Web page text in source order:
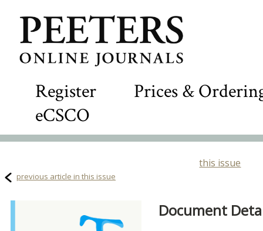
Register
Prices &
eCSCO
this issue
previous article in this issue
Document